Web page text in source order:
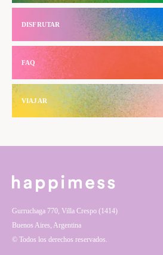
DISFRUTAR
FAQ
VIAJAR
Gurruchaga 770, Villa Crespo (1414)
Buenos Aires, Argentina
© Todos los derechos reservados.